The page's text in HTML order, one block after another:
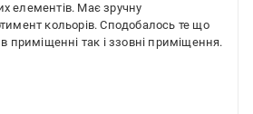
елементів. Має зручну
кольорів. Сподобалось те що
приміщенні так і ззовні приміщення.